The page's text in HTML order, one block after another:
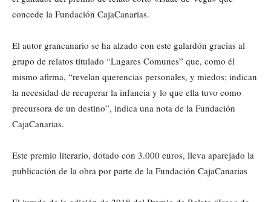
concede la Fundación CajaCanarias.
El autor grancanario se ha alzado con este galardón gracias al
grupo de relatos titulado “Lugares Comunes” que, como él
mismo afirma, “revelan querencias personales, y miedos; indican
la necesidad de recuperar la infancia y lo que ella tuvo como
precursora de un destino”, indica una nota de la Fundación
CajaCanarias.
Este premio literario, dotado con 3.000 euros, lleva aparejado la
publicación de la obra por parte de la Fundación CajaCanarias